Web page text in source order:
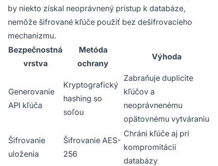
by niekto získal neoprávnený prístup k databáze,
nemôže šifrované kľúče použiť bez dešifrovacieho
mechanizmu.
Bezpečnostná
vrstva
Metóda
ochrany
Výhoda
Generovanie
API kľúča
Kryptografický
hashing so
soľou
Zabraňuje duplicite
kľúčov a
neoprávnenému
opätovnému vytváraniu
Šifrovanie
uloženia
Šifrovanie AES-
256
Chráni kľúče aj pri
kompromitácii
databázy